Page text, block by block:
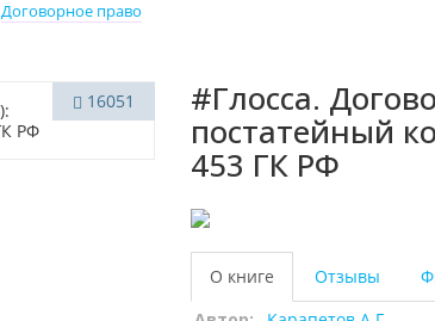
Договорное право
16051 #Глосса.
постатейный
453 ГК РФ
О книге Отзывы